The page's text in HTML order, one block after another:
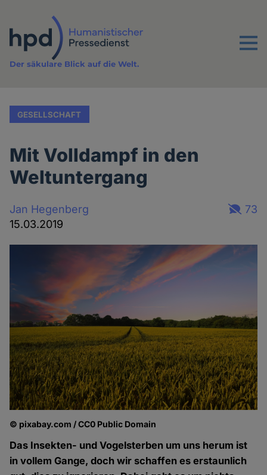
Inhalt
Menu
Der säkulare Blick auf die Welt.
GESELLSCHAFT
Mit Volldampf in den
Weltuntergang
Jan Hegenberg
15.03.2019
73
© pixabay.com / CC0 Public Domain
Das Insekten- und Vogelsterben um uns herum ist
in vollem Gange, doch wir schaffen es erstaunlich